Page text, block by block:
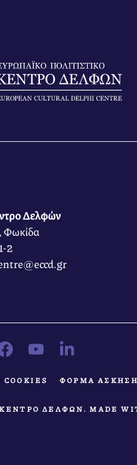
Δελφών
Φωκίδα
2
ΦΟΡΜΑ
ΔΕΛΦΩΝ. MADE